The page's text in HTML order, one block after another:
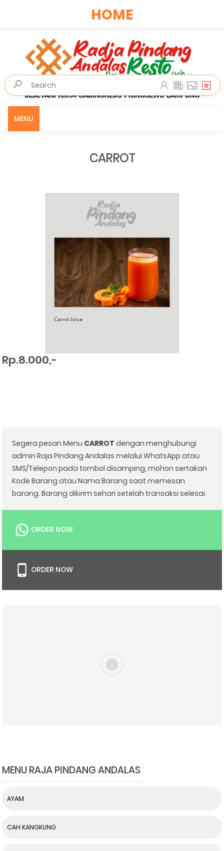
HOME
MENU
CARROT
Rp.8.000,-
Segera pesan Menu CARROT dengan menghubungi
admin Raja Pindang Andalas melalui WhatsApp atau
SMS/Telepon pada tombol disamping, mohon sertakan
Kode Barang atau Nama Barang saat memesan
barang. Barang dikirim sehari setelah transaksi selesai.
ORDER NOW
ORDER NOW
MENU RAJA PINDANG ANDALAS
AYAM
CAH KANGKUNG